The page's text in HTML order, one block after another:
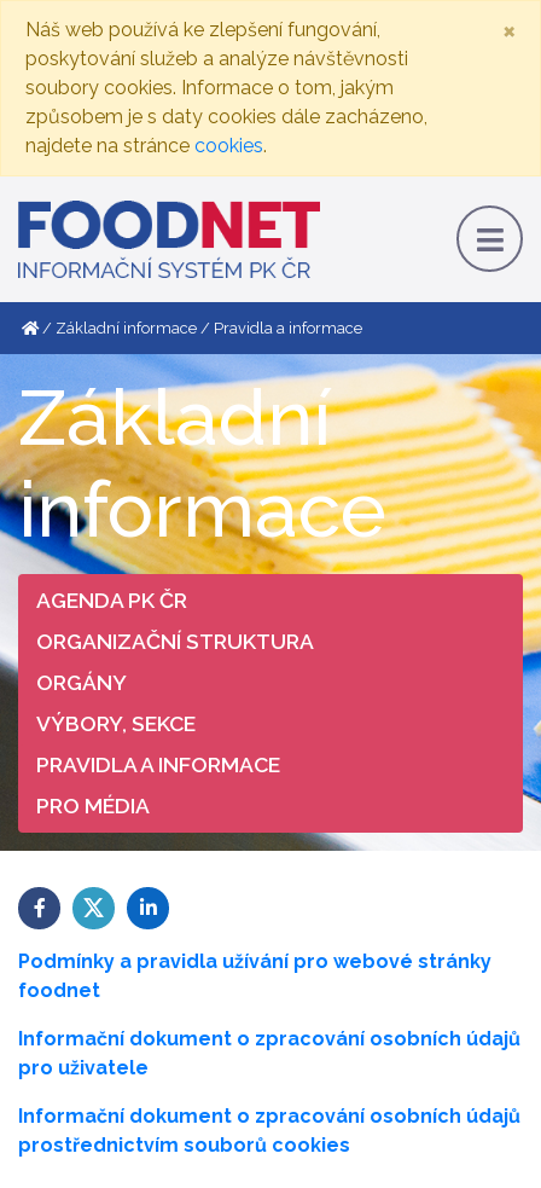
Náš web používá ke zlepšení fungování,
poskytování služeb a analýze návštěvnosti
soubory cookies. Informace o tom, jakým
způsobem je s daty cookies dále zacházeno,
najdete na stránce cookies.
×
Základní informace Pravidla a informace
Základní
informace
AGENDA PK ČR
ORGANIZAČNÍ STRUKTURA
ORGÁNY
VÝBORY, SEKCE
PRAVIDLA A INFORMACE
PRO MÉDIA
Podmínky a pravidla užívání pro webové stránky
foodnet
Informační dokument o zpracování osobních údajů
pro uživatele
Informační dokument o zpracování osobních údajů
prostřednictvím souborů cookies